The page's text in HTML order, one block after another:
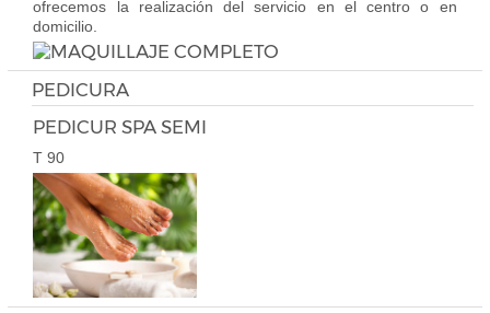
ofrecemos la realización del servicio en el centro o en
domicilio.
PEDICURA
PEDICUR SPA SEMI
T 90